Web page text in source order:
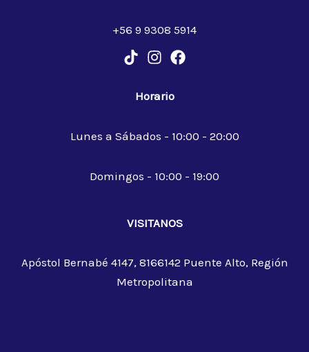
+56 9 9308 5914
Horario
Lunes a Sábados - 10:00 - 20:00
Domingos - 10:00 - 19:00
VISITANOS
Apóstol Bernabé 4147, 8166142 Puente Alto, Región
Metropolitana